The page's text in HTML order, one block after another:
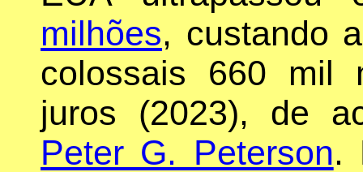
milhões, custando
colossais 660 mil
juros (2023), de
Peter G. Peterson.